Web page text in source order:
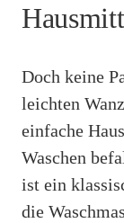
Doch keine
leichten
einfache
Waschen
ist ein
die